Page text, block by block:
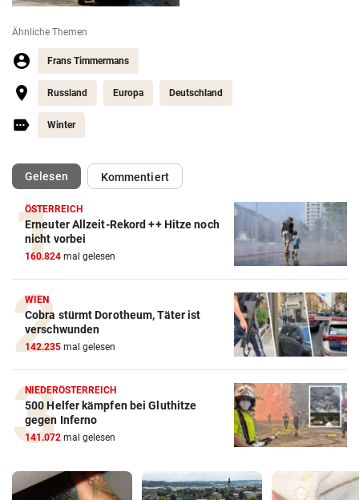
Ähnliche Themen
Frans Timmermans
Russland Europa Deutschland
Winter
Gelesen(ausgewählt)Kommentiert
ÖSTERREICH
Erneuter Allzeit-Rekord ++ Hitze noch
nicht vorbei
160.824 mal gelesen
WIEN
Cobra stürmt Dorotheum, Täter ist
verschwunden
142.235 mal gelesen
NIEDERÖSTERREICH
500 Helfer kämpfen bei Gluthitze
gegen Inferno
141.072 mal gelesen